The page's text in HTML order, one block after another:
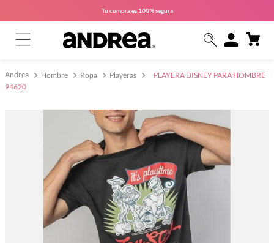
Tu compra es 100% segura
Hombre Ropa Playeras
PLAYERA DISNEY PARA HOMBRE
94620